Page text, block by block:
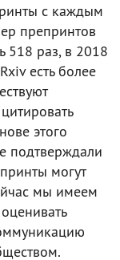
с каждым
препринтов
518 раз, в 2018
есть более
этого
подтверждали
могут
мы имеем